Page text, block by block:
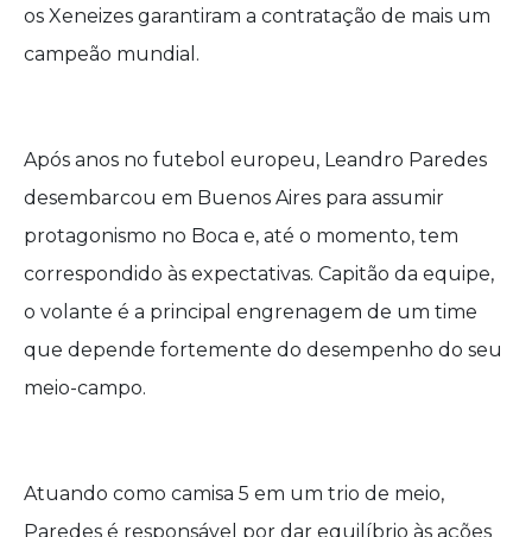
os Xeneizes garantiram a contratação de mais um
campeão mundial.
Após anos no futebol europeu, Leandro Paredes
desembarcou em Buenos Aires para assumir
protagonismo no Boca e, até o momento, tem
correspondido às expectativas. Capitão da equipe,
o volante é a principal engrenagem de um time
que depende fortemente do desempenho do seu
meio-campo.
Atuando como camisa 5 em um trio de meio,
Paredes é responsável por dar equilíbrio às ações